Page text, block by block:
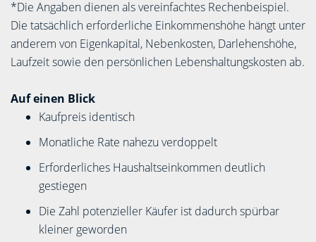
*Die Angaben dienen als vereinfachtes Rechenbeispiel.
Die tatsächlich erforderliche Einkommenshöhe hängt unter
anderem von Eigenkapital, Nebenkosten, Darlehenshöhe,
Laufzeit sowie den persönlichen Lebenshaltungskosten ab.
Auf einen Blick
Kaufpreis identisch
Monatliche Rate nahezu verdoppelt
Erforderliches Haushaltseinkommen deutlich
gestiegen
Die Zahl potenzieller Käufer ist dadurch spürbar
kleiner geworden